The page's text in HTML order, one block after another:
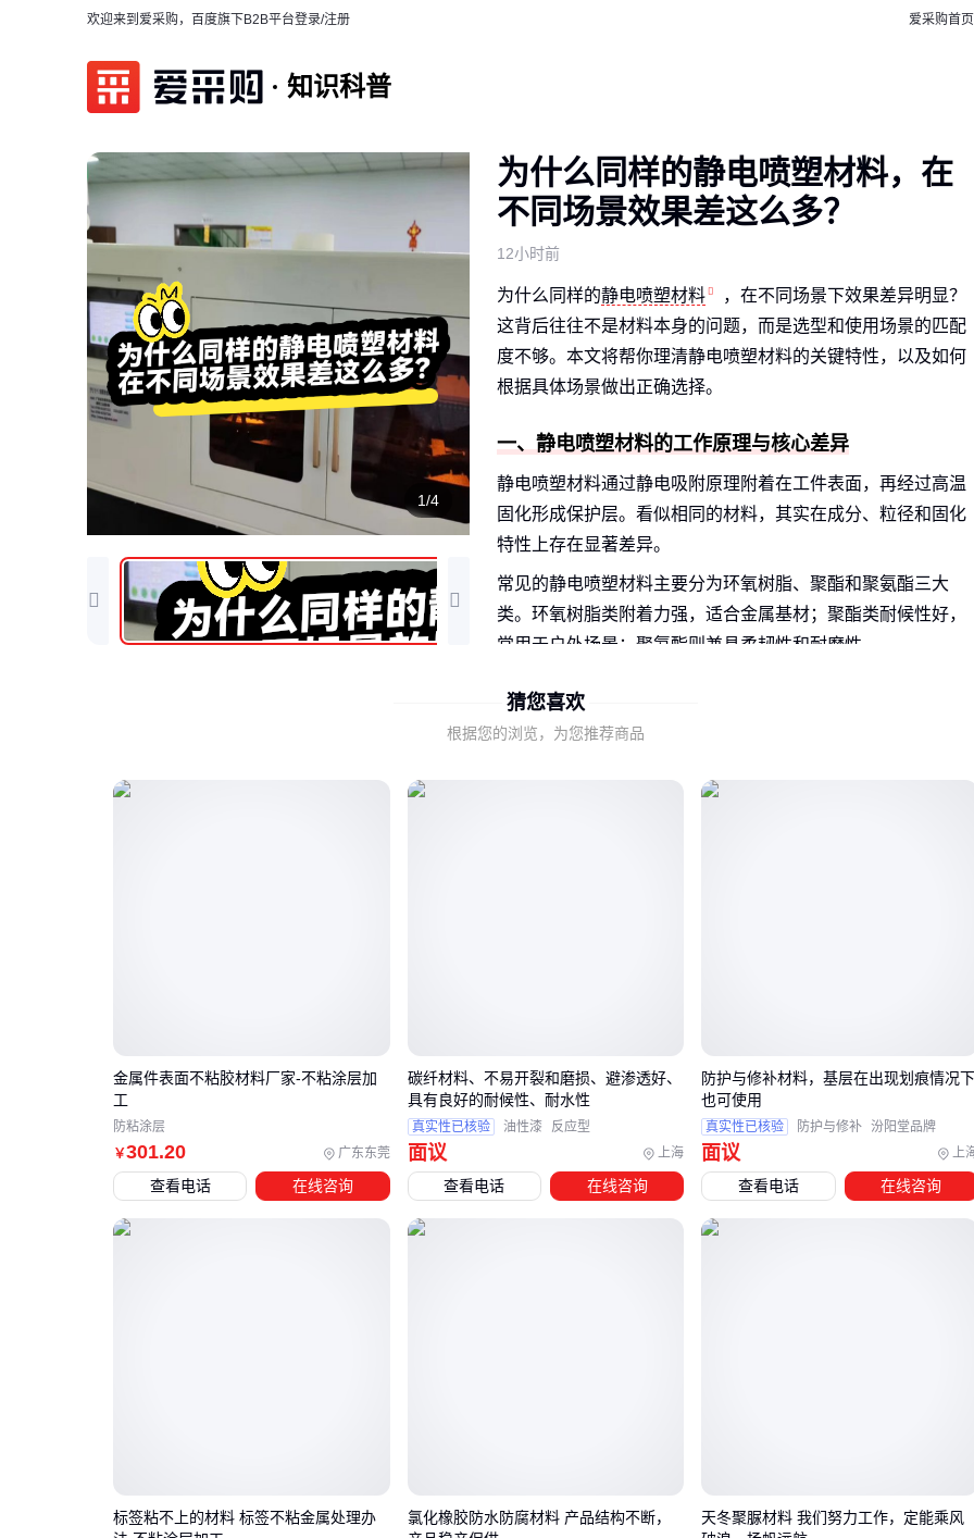
欢迎来到爱采购，百度旗下B2B平台登录/注册 爱采购首页
知识科普
1/4
为什么同样的静电喷塑材料，在
不同场景效果差这么多？
12小时前
为什么同样的静电喷塑材料
，在不同场景下效果差异明显？
这背后往往不是材料本身的问题，而是选型和使用场景的匹配
度不够。本文将帮你理清静电喷塑材料的关键特性，以及如何
根据具体场景做出正确选择。
一、静电喷塑材料的工作原理与核心差异
静电喷塑材料通过静电吸附原理附着在工件表面，再经过高温
固化形成保护层。看似相同的材料，其实在成分、粒径和固化
特性上存在显著差异。
常见的静电喷塑材料主要分为环氧树脂、聚酯和聚氨酯三大
类。环氧树脂类附着力强，适合金属基材；聚酯类耐候性好，
常用于户外场景；聚氨酯则兼具柔韧性和耐磨性。
是材料特性与具体场景需求的匹配程度。
键原因。
三、如何根据场景需求选择静电喷塑材料？
静电喷塑材料的性能差异主要源于其成分和配方的不同，因此
在选型时需优先考虑实际应用场景的核心需求。以下是三种典
性，特别是需要耐受高温和机械冲击的场合。但要注意不同粘
猜您喜欢
根据您的浏览，为您推荐商品
￥301.20 广东东莞
金属件表面不粘胶材料厂家-不粘涂层加
工
防粘涂层
查看电话 在线咨询
面议 上海
碳纤材料、不易开裂和磨损、避渗透好、
具有良好的耐候性、耐水性
真实性已核验 油性漆 反应型
查看电话 在线咨询
面议 上
防护与修补材料，基层在出现划痕情况
也可使用
真实性已核验 防护与修补 汾阳堂品牌
查看电话 在线咨询
标签粘不上的材料 标签不粘金属处理办
氯化橡胶防水防腐材料 产品结构不断，
天冬聚脲材料 我们努力工作，定能乘风